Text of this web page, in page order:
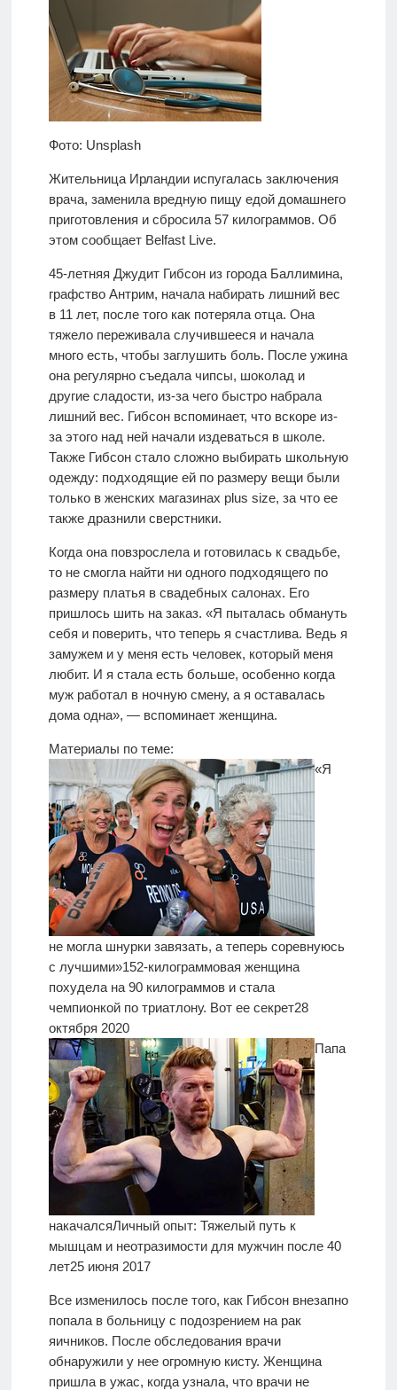
Фото: Unsplash
Жительница Ирландии испугалась заключения
врача, заменила вредную пищу едой домашнего
приготовления и сбросила 57 килограммов. Об
этом сообщает Belfast Live.
45-летняя Джудит Гибсон из города Баллимина,
графство Антрим, начала набирать лишний вес
в 11 лет, после того как потеряла отца. Она
тяжело переживала случившееся и начала
много есть, чтобы заглушить боль. После ужина
она регулярно съедала чипсы, шоколад и
другие сладости, из-за чего быстро набрала
лишний вес. Гибсон вспоминает, что вскоре из-
за этого над ней начали издеваться в школе.
Также Гибсон стало сложно выбирать школьную
одежду: подходящие ей по размеру вещи были
только в женских магазинах plus size, за что ее
также дразнили сверстники.
Когда она повзрослела и готовилась к свадьбе,
то не смогла найти ни одного подходящего по
размеру платья в свадебных салонах. Его
пришлось шить на заказ. «Я пыталась обмануть
себя и поверить, что теперь я счастлива. Ведь я
замужем и у меня есть человек, который меня
любит. И я стала есть больше, особенно когда
муж работал в ночную смену, а я оставалась
дома одна», — вспоминает женщина.
Материалы по теме:
«Я
не могла шнурки завязать, а теперь соревнуюсь
с лучшими»152-килограммовая женщина
похудела на 90 килограммов и стала
чемпионкой по триатлону. Вот ее секрет28
октября 2020
Папа
накачалсяЛичный опыт: Тяжелый путь к
мышцам и неотразимости для мужчин после 40
лет25 июня 2017
Все изменилось после того, как Гибсон внезапно
попала в больницу с подозрением на рак
яичников. После обследования врачи
обнаружили у нее огромную кисту. Женщина
пришла в ужас, когда узнала, что врачи не